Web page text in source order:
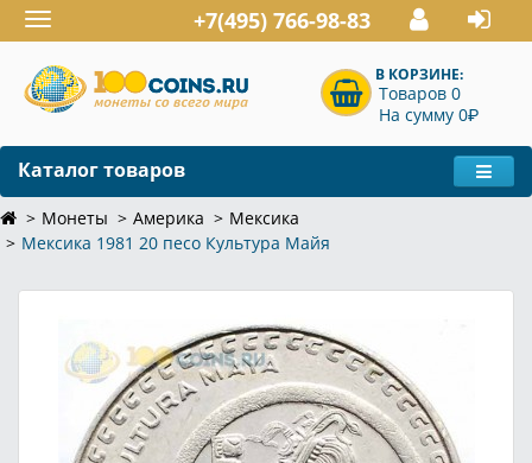
Toggle
navigation
+7(495) 766-98-83
В КОРЗИНЕ:
Товаров 0
На сумму 0P
Каталог товаров
Монеты Америка
Мексика
Мексика 1981 20 песо Культура Майя